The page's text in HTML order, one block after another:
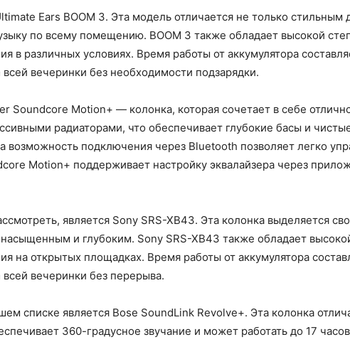
Ears BOOM 3. Эта модель отличается не только
по всему помещению. BOOM 3 также обладает высокой
в различных условиях. Время работы от аккумулятора
вечеринки без необходимости подзарядки.
Soundcore Motion+ — колонка, которая сочетает в себе
радиаторами, что обеспечивает глубокие басы и
возможность подключения через Bluetooth позволяет легко
Motion+ поддерживает настройку эквалайзера через
является Sony SRS-XB43. Эта колонка выделяется
насыщенным и глубоким. Sony SRS-XB43 также обладает
на открытых площадках. Время работы от аккумулятора
вечеринки без перерыва.
списке является Bose SoundLink Revolve+. Эта колонка
360-градусное звучание и может работать до 17